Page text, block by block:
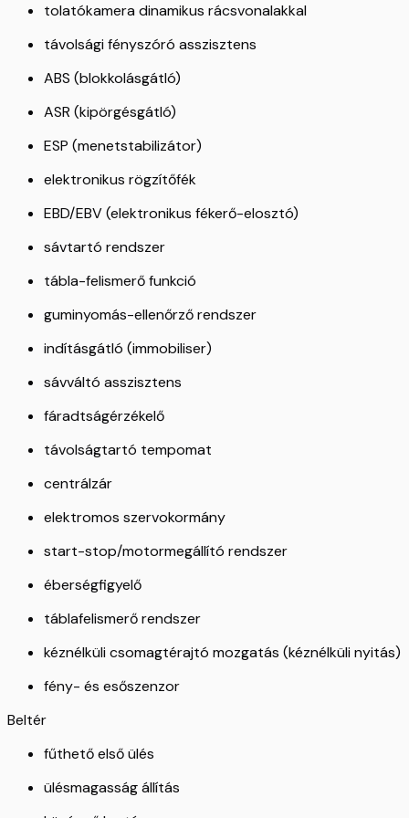
tolatókamera dinamikus rácsvonalakkal
távolsági fényszóró asszisztens
ABS (blokkolásgátló)
ASR (kipörgésgátló)
ESP (menetstabilizátor)
elektronikus rögzítőfék
EBD/EBV (elektronikus fékerő-elosztó)
sávtartó rendszer
tábla-felismerő funkció
guminyomás-ellenőrző rendszer
indításgátló (immobiliser)
sávváltó asszisztens
fáradtságérzékelő
távolságtartó tempomat
centrálzár
elektromos szervokormány
start-stop/motormegállító rendszer
éberségfigyelő
táblafelismerő rendszer
kéznélküli csomagtérajtó mozgatás (kéznélküli nyitás)
fény- és esőszenzor
Beltér
fűthető első ülés
ülésmagasság állítás